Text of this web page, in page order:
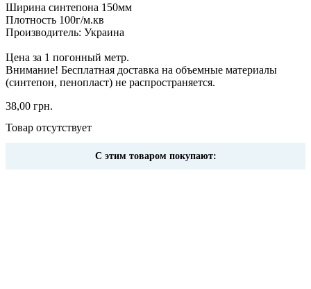
Ширина синтепона 150мм
Плотность 100г/м.кв
Производитель: Украина
Цена за 1 погонный метр.
Внимание! Бесплатная доставка на объемные материалы
(синтепон, пенопласт) не распространяется.
38,00 грн.
Товар отсутствует
С этим товаром покупают: